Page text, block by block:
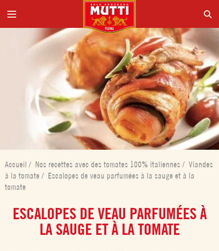
Accueil / Nos recettes avec des tomates 100% italiennes / Viandes
à la tomate / Escalopes de veau parfumées à la sauge et à la
tomate
ESCALOPES DE VEAU PARFUMÉES À
LA SAUGE ET À LA TOMATE